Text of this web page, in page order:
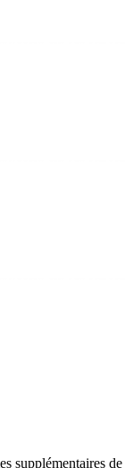
supplémentaires